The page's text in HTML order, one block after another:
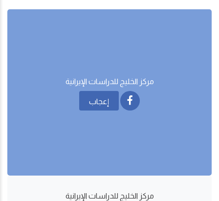
مركز الخليج للدراسات اﻹيرانية
إعجاب
مركز الخليج للدراسات اﻹيرانية